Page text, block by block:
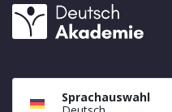
Sprachauswahl